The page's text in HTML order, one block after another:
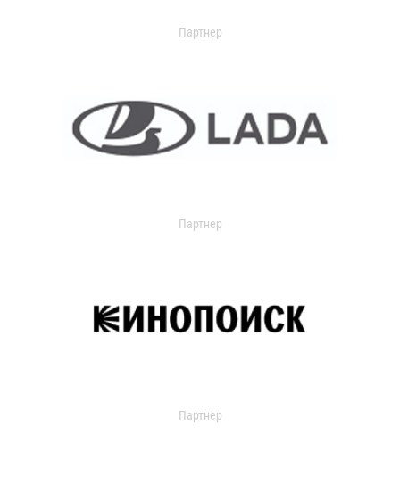
Партнер
Партнер
Партнер